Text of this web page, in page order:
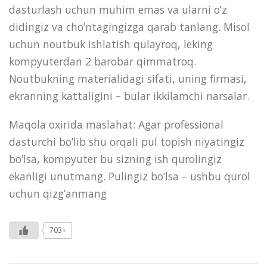
dasturlash uchun muhim emas va ularni o’z
didingiz va cho’ntagingizga qarab tanlang. Misol
uchun noutbuk ishlatish qulayroq, leking
kompyuterdan 2 barobar qimmatroq.
Noutbukning materialidagi sifati, uning firmasi,
ekranning kattaligini – bular ikkilamchi narsalar.
Maqola oxirida maslahat: Agar professional
dasturchi bo’lib shu orqali pul topish niyatingiz
bo’lsa, kompyuter bu sizning ish qurolingiz
ekanligi unutmang. Pulingiz bo’lsa – ushbu qurol
uchun qizg’anmang
703+